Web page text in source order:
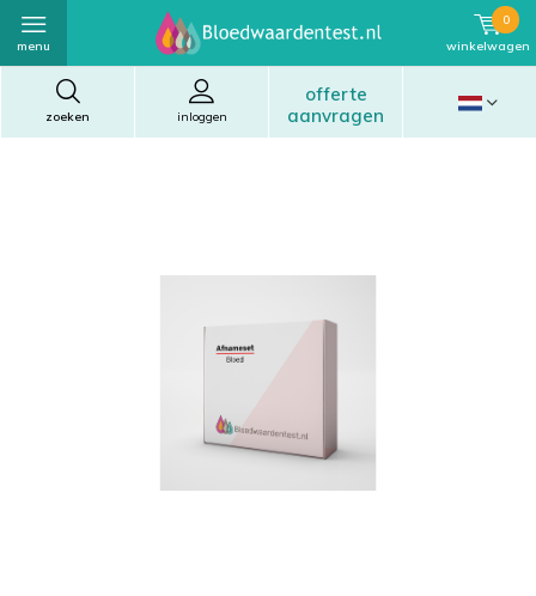
zoeken
offerte
aanvragen
inloggen
menu winkelwagen
0